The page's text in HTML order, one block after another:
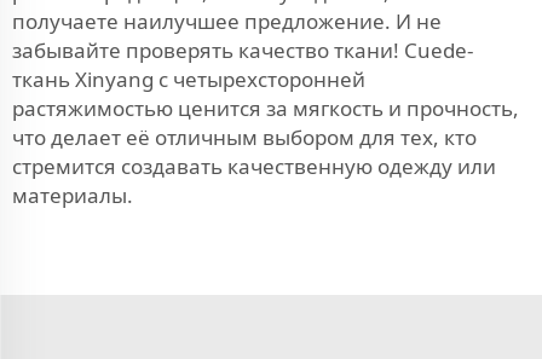
получаете наилучшее предложение. И не
забывайте проверять качество ткани! Сuede-
ткань Xinyang с четырехсторонней
растяжимостью ценится за мягкость и прочность,
что делает её отличным выбором для тех, кто
стремится создавать качественную одежду или
материалы.